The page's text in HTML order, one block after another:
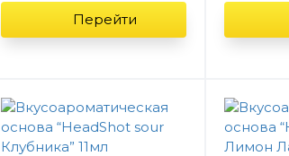
Перейти